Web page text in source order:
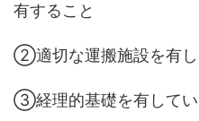
有すること
②適切な運搬施設を有し
③経理的基礎を有してい